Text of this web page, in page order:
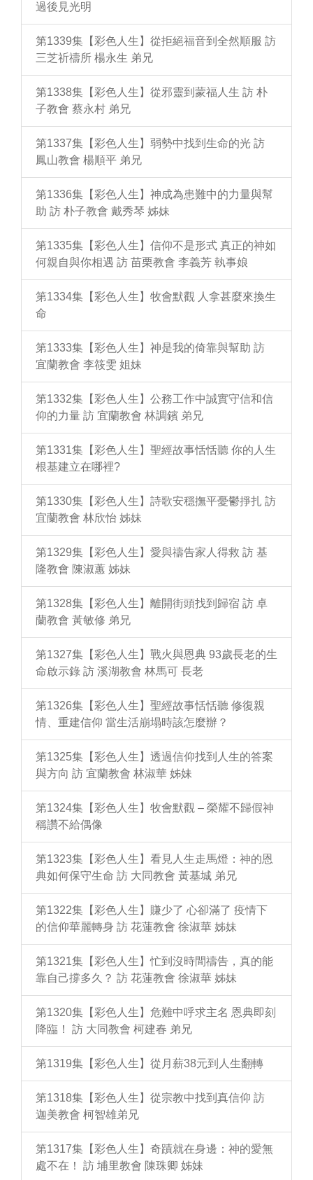
過後見光明
第1339集【彩色人生】從拒絕福音到全然順服 訪
三芝祈禱所 楊永生 弟兄
第1338集【彩色人生】從邪靈到蒙福人生 訪 朴
子教會 蔡永村 弟兄
第1337集【彩色人生】弱勢中找到生命的光 訪
鳳山教會 楊順平 弟兄
第1336集【彩色人生】神成為患難中的力量與幫
助 訪 朴子教會 戴秀琴 姊妹
第1335集【彩色人生】信仰不是形式 真正的神如
何親自與你相遇 訪 苗栗教會 李義芳 執事娘
第1334集【彩色人生】牧會默觀 人拿甚麼來換生
命
第1333集【彩色人生】神是我的倚靠與幫助 訪
宜蘭教會 李筱雯 姐妹
第1332集【彩色人生】公務工作中誠實守信和信
仰的力量 訪 宜蘭教會 林調鑌 弟兄
第1331集【彩色人生】聖經故事恬恬聽 你的人生
根基建立在哪裡?
第1330集【彩色人生】詩歌安穩撫平憂鬱掙扎 訪
宜蘭教會 林欣怡 姊妹
第1329集【彩色人生】愛與禱告家人得救 訪 基
隆教會 陳淑蕙 姊妹
第1328集【彩色人生】離開街頭找到歸宿 訪 卓
蘭教會 黃敏修 弟兄
第1327集【彩色人生】戰火與恩典 93歲長老的生
命啟示錄 訪 溪湖教會 林馬可 長老
第1326集【彩色人生】聖經故事恬恬聽 修復親
情、重建信仰 當生活崩塌時該怎麼辦？
第1325集【彩色人生】透過信仰找到人生的答案
與方向 訪 宜蘭教會 林淑華 姊妹
第1324集【彩色人生】牧會默觀 – 榮耀不歸假神
稱讚不給偶像
第1323集【彩色人生】看見人生走馬燈：神的恩
典如何保守生命 訪 大同教會 黃基城 弟兄
第1322集【彩色人生】賺少了 心卻滿了 疫情下
的信仰華麗轉身 訪 花蓮教會 徐淑華 姊妹
第1321集【彩色人生】忙到沒時間禱告，真的能
靠自己撐多久？ 訪 花蓮教會 徐淑華 姊妹
第1320集【彩色人生】危難中呼求主名 恩典即刻
降臨！ 訪 大同教會 柯建春 弟兄
第1319集【彩色人生】從月薪38元到人生翻轉
第1318集【彩色人生】從宗教中找到真信仰 訪
迦美教會 柯智雄弟兄
第1317集【彩色人生】奇蹟就在身邊：神的愛無
處不在！ 訪 埔里教會 陳珠卿 姊妹